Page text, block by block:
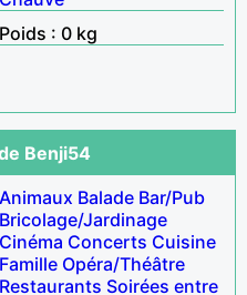
Poids : 0 kg
Benji54
Animaux Balade Bar/Pub
Bricolage/Jardinage
Cinéma Concerts Cuisine
Famille Opéra/Théâtre
Restaurants Soirées entre